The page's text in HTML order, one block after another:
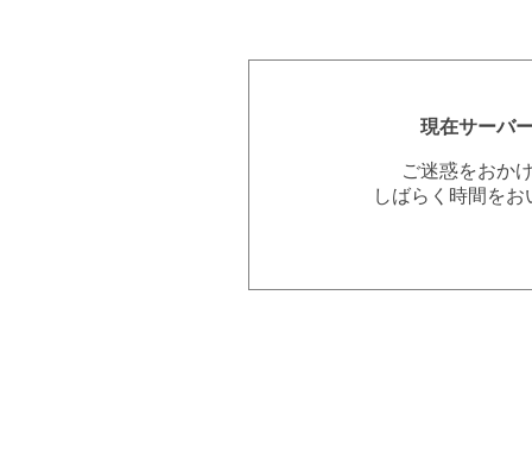
現在サーバ
ご迷惑をおか
しばらく時間を